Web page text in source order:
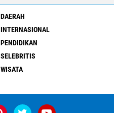
DAERAH
INTERNASIONAL
PENDIDIKAN
SELEBRITIS
WISATA